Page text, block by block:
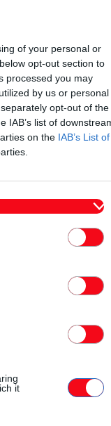
of your personal or
opt-out section to
processed you may
by us or personal
opt-out of the
IAB’s list of
on the IAB’s List of
it
στο